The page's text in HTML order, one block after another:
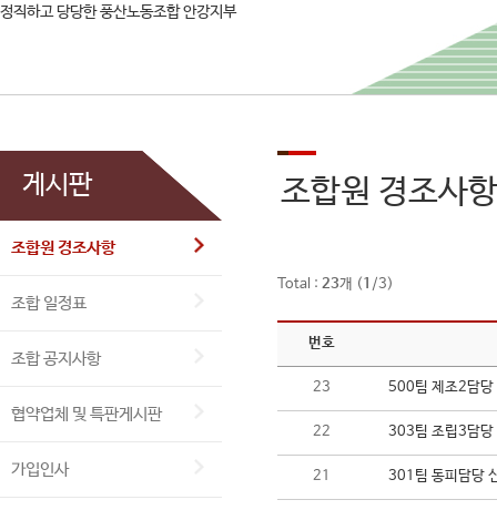
정직하고 당당한 풍산노동조합 안강지부
게시판
조합원 경조사항
조합 일정표
조합 공지사항
협약업체 및 특판게시판
가입인사
조합원 경조사항
Total : 23개 (1 /3)
번호
23 500팀 제조2담당
22 303팀 조립3담당
21 301팀 동피담당